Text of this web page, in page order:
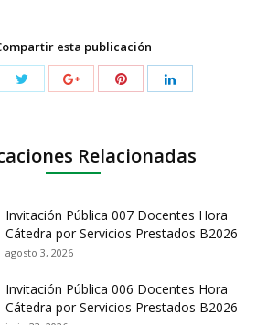
esta publicación
Relacionadas
Invitación Pública 007 Docentes Hora
Cátedra por Servicios Prestados B2026
agosto 3, 2026
Invitación Pública 006 Docentes Hora
Cátedra por Servicios Prestados B2026